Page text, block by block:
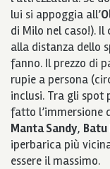
lui si appoggia all’
di Milo nel caso!).
alla distanza dello
fanno. Il prezzo di
rupie a persona
inclusi. Tra gli spot
fatto l’immersione
Manta Sandy,
iperbarica più
essere il massimo.